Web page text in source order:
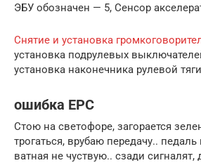
ЭБУ обозначен — 5, Сенсор
Снятие и установка
установка подрулевых
установка наконечника рулевой
ошибка EPC
Стою на светофоре, загорается
трогаться, врубаю передачу.. педаль
ватная не чуствую.. сзади